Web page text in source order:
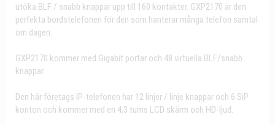
utöka BLF / snabb knappar upp till 160 kontakter. GXP2170 är den
perfekta bordstelefonen för den som hanterar många telefon samtal
om dagen.
GXP2170 kommer med Gigabit portar och 48 virtuella BLF/snabb
knappar.
Den här företags IP-telefonen har 12 linjer / linje knappar och 6 SiP
konton och kommer med en 4,3 tums LCD skärm och HD-ljud.